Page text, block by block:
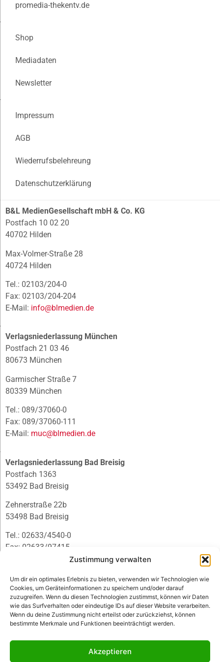
Zustimmung verwalten
Um dir ein optimales Erlebnis zu bieten, verwenden wir Technologien wie
Cookies, um Geräteinformationen zu speichern und/oder darauf
zuzugreifen. Wenn du diesen Technologien zustimmst, können wir Daten
wie das Surfverhalten oder eindeutige IDs auf dieser Website verarbeiten.
Wenn du deine Zustimmung nicht erteilst oder zurückziehst, können
bestimmte Merkmale und Funktionen beeinträchtigt werden.
Akzeptieren
promedia-thekentv.de
Shop
Mediadaten
Newsletter
Impressum
AGB
Wiederrufsbelehreung
Datenschutzerklärung
B&L MedienGesellschaft mbH & Co. KG
Postfach 10 02 20
40702 Hilden
Max-Volmer-Straße 28
40724 Hilden
Tel.: 02103/204-0
Fax: 02103/204-204
E-Mail: info@blmedien.de
Verlagsniederlassung München
Postfach 21 03 46
80673 München
Garmischer Straße 7
80339 München
Tel.: 089/37060-0
Fax: 089/37060-111
E-Mail: muc@blmedien.de
Verlagsniederlassung Bad Breisig
Postfach 1363
53492 Bad Breisig
Zehnerstraße 22b
53498 Bad Breisig
Tel.: 02633/4540-0
Fax: 02633/97415
infobb@blmedien.de